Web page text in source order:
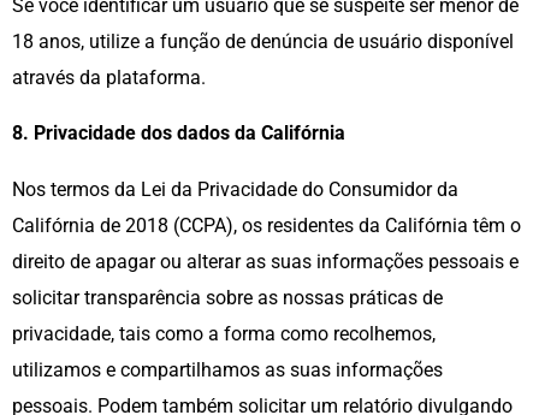
Se você identificar um usuário que se suspeite ser menor de
18 anos, utilize a função de denúncia de usuário disponível
através da plataforma.
8. Privacidade dos dados da Califórnia
Nos termos da Lei da Privacidade do Consumidor da
Califórnia de 2018 (CCPA), os residentes da Califórnia têm o
direito de apagar ou alterar as suas informações pessoais e
solicitar transparência sobre as nossas práticas de
privacidade, tais como a forma como recolhemos,
utilizamos e compartilhamos as suas informações
pessoais. Podem também solicitar um relatório divulgando